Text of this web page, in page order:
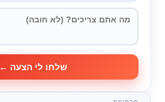
שלחו לי הצעה ←